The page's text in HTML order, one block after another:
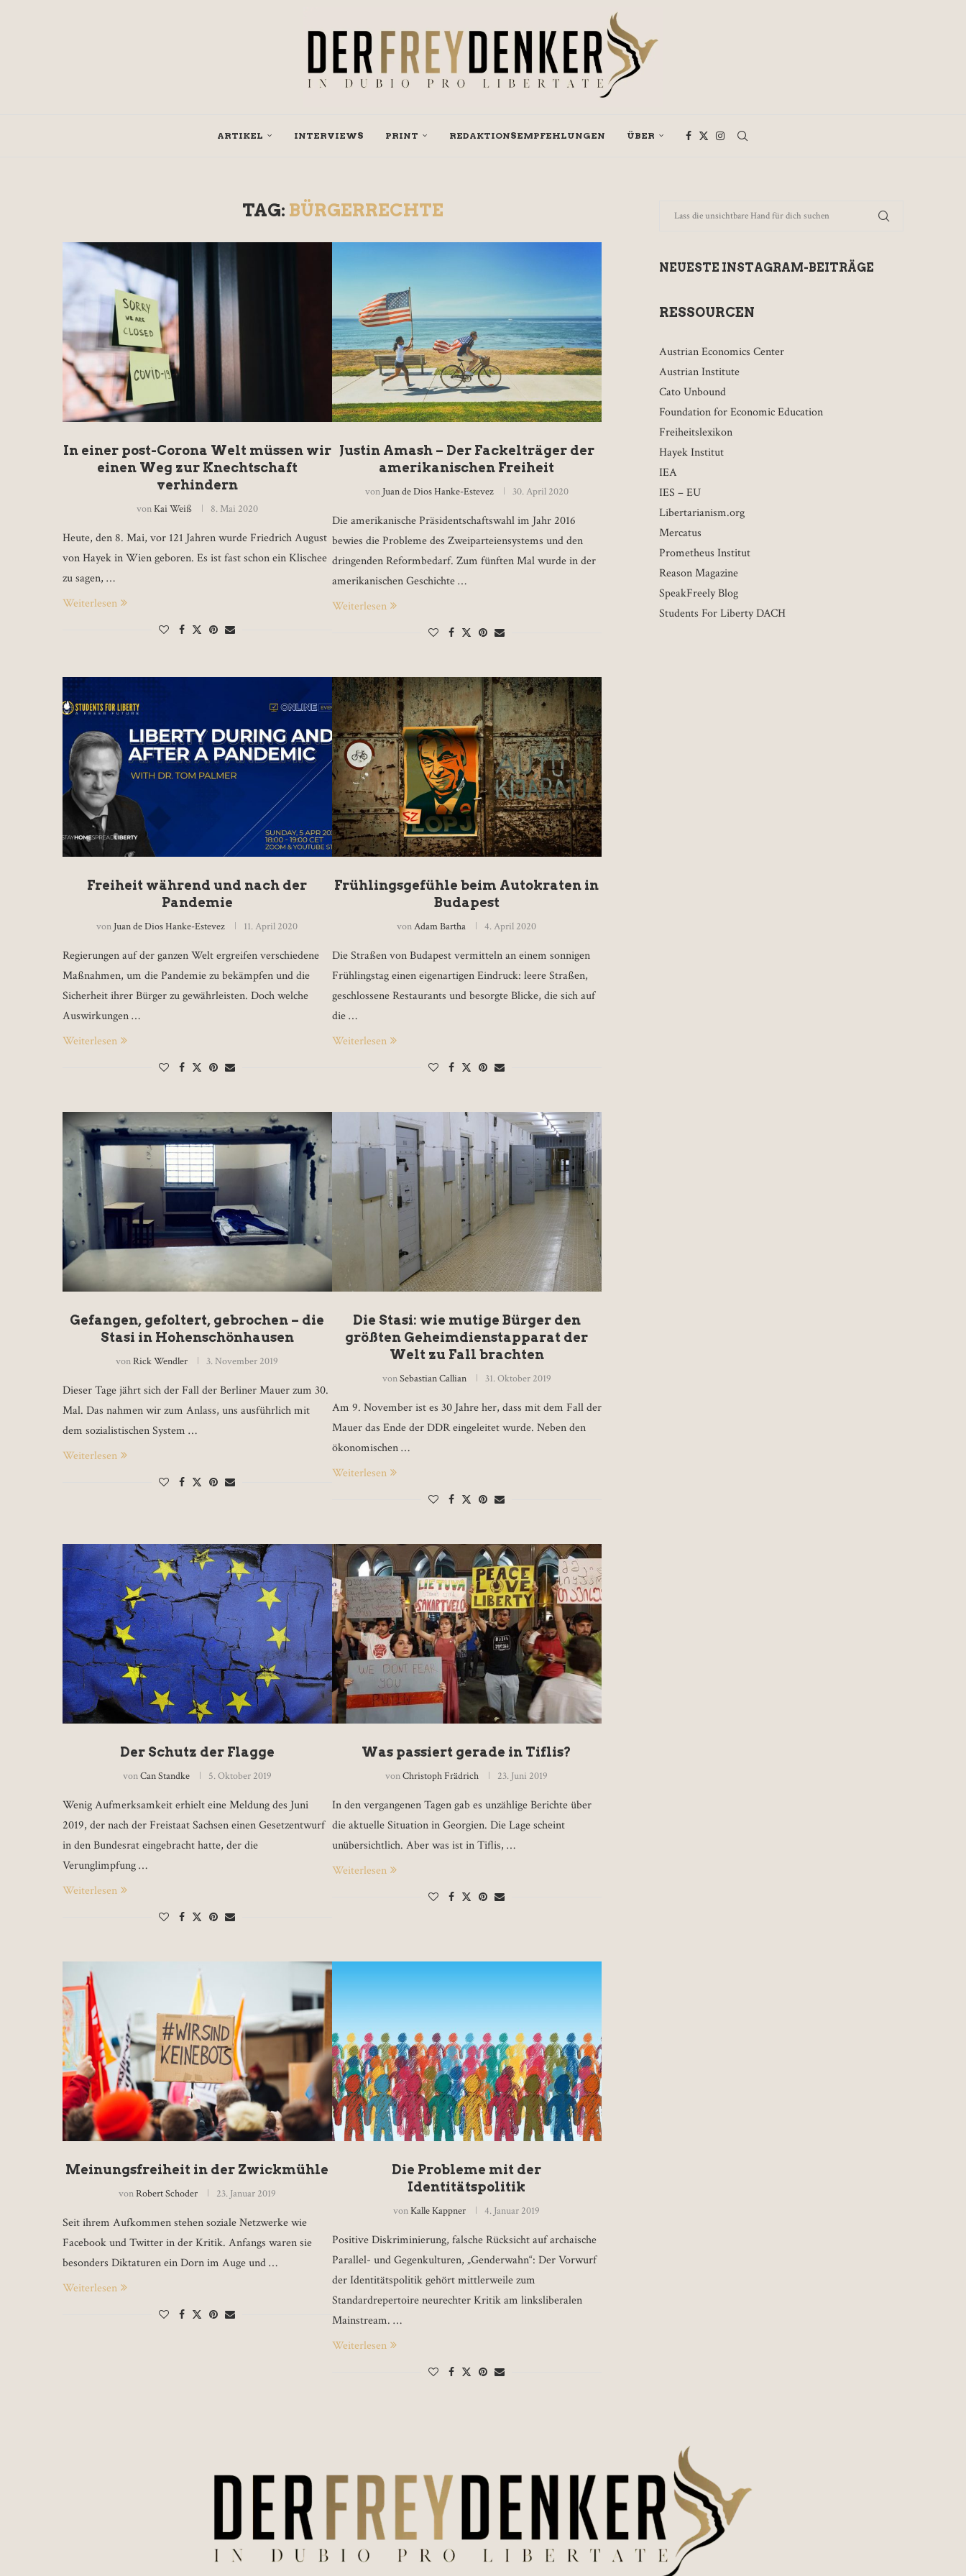
ARTIKEL INTERVIEWS PRINT REDAKTIONSEMPFEHLUNGEN ÜBER
TAG: BÜRGERRECHTE
In einer post-Corona Welt müssen wir
einen Weg zur Knechtschaft
verhindern
vonKai Weiß 8. Mai 2020
Heute, den 8. Mai, vor 121 Jahren wurde Friedrich August
von Hayek in Wien geboren. Es ist fast schon ein Klischee
zu sagen, …
Weiterlesen
Justin Amash – Der Fackelträger der
amerikanischen Freiheit
von Juan de Dios Hanke-Estevez 30. April 2020
Die amerikanische Präsidentschaftswahl im Jahr 2016
bewies die Probleme des Zweiparteiensystems und den
dringenden Reformbedarf. Zum fünften Mal wurde in der
amerikanischen Geschichte …
Weiterlesen
Freiheit während und nach der
Pandemie
von Juan de Dios Hanke-Estevez 11. April 2020
Regierungen auf der ganzen Welt ergreifen verschiedene
Maßnahmen, um die Pandemie zu bekämpfen und die
Sicherheit ihrer Bürger zu gewährleisten. Doch welche
Auswirkungen …
Weiterlesen
Frühlingsgefühle beim Autokraten in
Budapest
vonAdam Bartha 4. April 2020
Die Straßen von Budapest vermitteln an einem sonnigen
Frühlingstag einen eigenartigen Eindruck: leere Straßen,
geschlossene Restaurants und besorgte Blicke, die sich auf
die …
Weiterlesen
Gefangen, gefoltert, gebrochen – die
Stasi in Hohenschönhausen
vonRick Wendler 3. November 2019
Dieser Tage jährt sich der Fall der Berliner Mauer zum 30.
Mal. Das nahmen wir zum Anlass, uns ausführlich mit
dem sozialistischen System …
Weiterlesen
Die Stasi: wie mutige Bürger den
größten Geheimdienstapparat der
Welt zu Fall brachten
vonSebastian Callian 31. Oktober 2019
Am 9. November ist es 30 Jahre her, dass mit dem Fall der
Mauer das Ende der DDR eingeleitet wurde. Neben den
ökonomischen …
Weiterlesen
Der Schutz der Flagge
vonCan Standke 5. Oktober 2019
Wenig Aufmerksamkeit erhielt eine Meldung des Juni
2019, der nach der Freistaat Sachsen einen Gesetzentwurf
in den Bundesrat eingebracht hatte, der die
Verunglimpfung …
Weiterlesen
Was passiert gerade in Tiflis?
vonChristoph Frädrich 23. Juni 2019
In den vergangenen Tagen gab es unzählige Berichte über
die aktuelle Situation in Georgien. Die Lage scheint
unübersichtlich. Aber was ist in Tiflis, …
Weiterlesen
Meinungsfreiheit in der Zwickmühle
vonRobert Schoder 23. Januar 2019
Seit ihrem Aufkommen stehen soziale Netzwerke wie
Facebook und Twitter in der Kritik. Anfangs waren sie
besonders Diktaturen ein Dorn im Auge und …
Weiterlesen
Die Probleme mit der
Identitätspolitik
vonKalle Kappner 4. Januar 2019
Positive Diskriminierung, falsche Rücksicht auf archaische
Parallel- und Gegenkulturen, „Genderwahn“: Der Vorwurf
der Identitätspolitik gehört mittlerweile zum
Standardrepertoire neurechter Kritik am linksliberalen
Mainstream. …
Weiterlesen
NEUESTE INSTAGRAM-BEITRÄGE
RESSOURCEN
Austrian Economics Center
Austrian Institute
Cato Unbound
Foundation for Economic Education
Freiheitslexikon
Hayek Institut
IEA
IES – EU
Libertarianism.org
Mercatus
Prometheus Institut
Reason Magazine
SpeakFreely Blog
Students For Liberty DACH